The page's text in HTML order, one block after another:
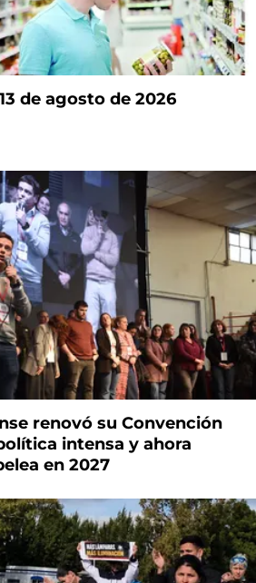
de agosto de 2026
renovó su Convención
intensa y ahora
en 2027